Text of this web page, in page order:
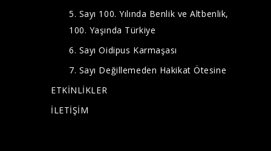
5. Sayı 100. Yılında Benlik ve Altbenlik,
100. Yaşında Türkiye
6. Sayı Oidipus Karmaşası
7. Sayı Değillemeden Hakikat Ötesine
ETKİNLİKLER
İLETİŞİM